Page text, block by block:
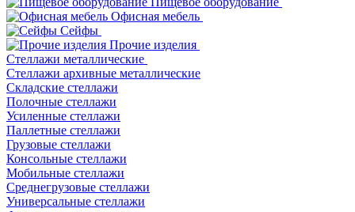
Офисная мебель
Сейфы
Прочие изделия
Стеллажи металлические
Cтеллажи архивные металлические
Складские стеллажи
Полочные стеллажи
Усиленные стеллажи
Паллетные стеллажи
Грузовые стеллажи
Консольные стеллажи
Мобильные стеллажи
Среднегрузовые стеллажи
Универсальные стеллажи